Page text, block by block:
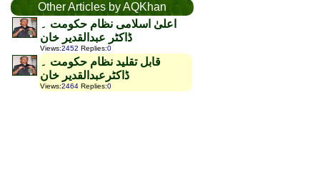
Other Articles by AQKhan
اعلیٰ اسلامی نظام حکومت ۔
ڈاکٹر عبدالقدیر خان
Views:2452 Replies:0
قابل تقلید نظام حکومت ۔
ڈاکٹرعبدالقدیر خان
Views:2464 Replies:0